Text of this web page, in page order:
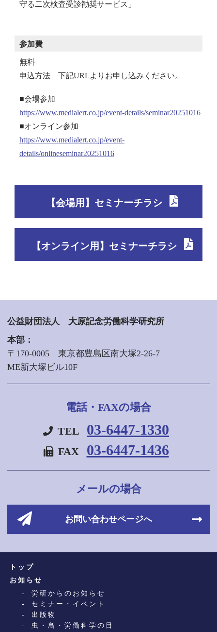
守る二次検査受診勧奨サービス」
参加費
無料
申込方法 下記URLよりお申し込みください。
■会場参加
https://www.medialert.co.jp/event-details/seminar20251016
■オンライン参加
https://www.medialert.co.jp/event-
details/onlineseminar20251016
【会場用】セミナーチラシ
【オンライン用】セミナーチラシ
公益財団法人 大原記念労働科学研究所
本部：
〒170-0005 東京都豊島区南大塚2-26-7
ME新大塚ビル10F
電話・FAXの場合
TEL
03-6447-1330
FAX 03-6447-1436
メールの場合
お問い合わせページへ
トップ
お知らせ
労研からのお知らせ
セミナー・イベント
出版物
虫・鳥・労働科学の目